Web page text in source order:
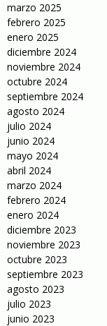
marzo 2025
febrero 2025
enero 2025
diciembre 2024
noviembre 2024
octubre 2024
septiembre 2024
agosto 2024
julio 2024
junio 2024
mayo 2024
abril 2024
marzo 2024
febrero 2024
enero 2024
diciembre 2023
noviembre 2023
octubre 2023
septiembre 2023
agosto 2023
julio 2023
junio 2023